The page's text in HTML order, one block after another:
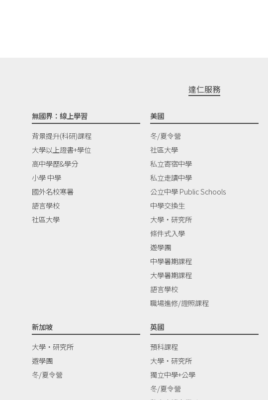
達仁服務
無國界：線上學習
背景提升(科研)課程
大學以上證書+學位
高中學歷&學分
小學 中學
國外名校寒暑
語言學校
社區大學
美國
冬/夏令營
社區大學
私立寄宿中學
私立走讀中學
公立中學 Public Schools
中學交換生
大學‧研究所
條件式入學
遊學團
中學暑期課程
大學暑期課程
語言學校
職場進修/證照課程
新加坡
大學‧研究所
遊學團
冬/夏令營
英國
預科課程
大學‧研究所
獨立中學+公學
冬/夏令營